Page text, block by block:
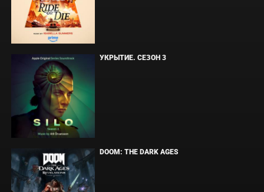
УКРЫТИЕ. СЕЗОН 3
DOOM: THE DARK AGES